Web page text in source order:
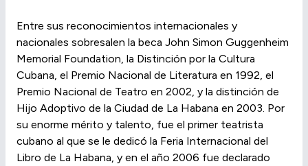
Entre sus reconocimientos internacionales y
nacionales sobresalen la beca John Simon Guggenheim
Memorial Foundation, la Distinción por la Cultura
Cubana, el Premio Nacional de Literatura en 1992, el
Premio Nacional de Teatro en 2002, y la distinción de
Hijo Adoptivo de la Ciudad de La Habana en 2003. Por
su enorme mérito y talento, fue el primer teatrista
cubano al que se le dedicó la Feria Internacional del
Libro de La Habana, y en el año 2006 fue declarado